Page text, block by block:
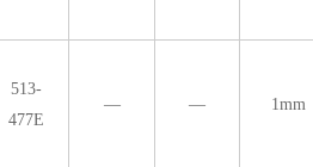
513-
477E
— — 1mm